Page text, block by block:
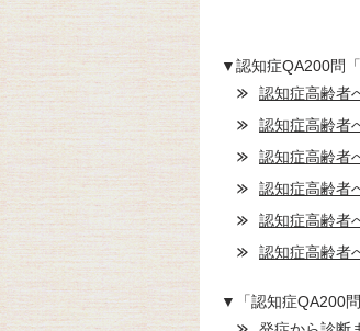
▼認知症QA200問
認知症高齢者
認知症高齢者
認知症高齢者
認知症高齢者
認知症高齢者
認知症高齢者
▼「認知症QA200